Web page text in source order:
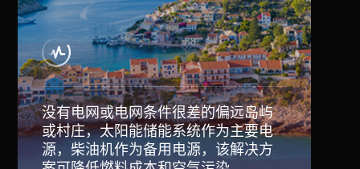
没有电网或电网条件很差的偏远岛屿
或村庄，太阳能储能系统作为主要电
源，柴油机作为备用电源，该解决方